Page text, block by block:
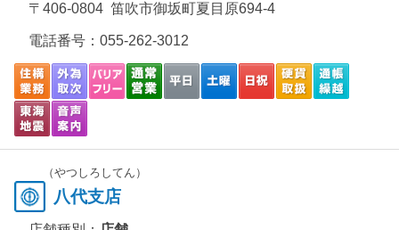
〒406-0804 笛吹市御坂町夏目原694-4
電話番号： 055-262-3012
（やつしろしてん）
八代支店